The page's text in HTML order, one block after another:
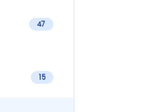
47
15